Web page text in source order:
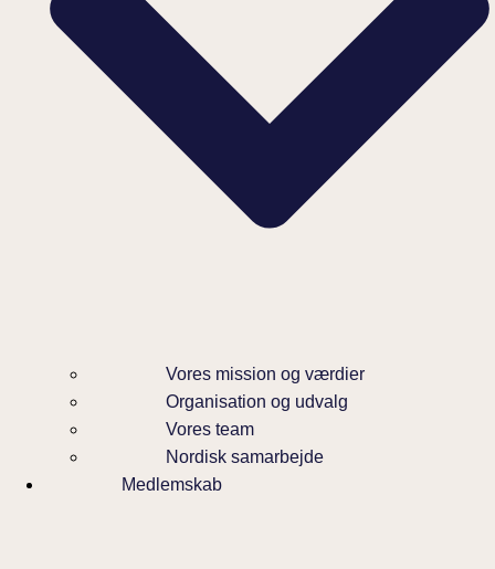
Vores mission og værdier
Organisation og udvalg
Vores team
Nordisk samarbejde
Medlemskab